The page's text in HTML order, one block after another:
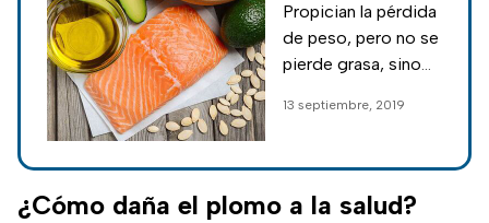
riesgos para la
salud
Propician la pérdida
de peso, pero no se
pierde grasa, sino
muscular o tejido
13 septiembre, 2019
¿Cómo daña el plomo a la salud?